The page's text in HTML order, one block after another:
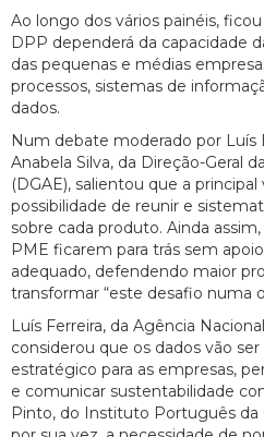
Ao longo dos vários painéis,
DPP dependerá da capacidade
das pequenas e médias
processos, sistemas de
dados.
Num debate moderado por Luís
Anabela Silva, da Direção-Geral
(DGAE), salientou que a
possibilidade de reunir e
sobre cada produto. Ainda
PME ficarem para trás sem
adequado, defendendo maior
transformar “este desafio numa
Luís Ferreira, da Agência
considerou que os dados vão
estratégico para as empresas,
e comunicar sustentabilidade
Pinto, do Instituto Português da